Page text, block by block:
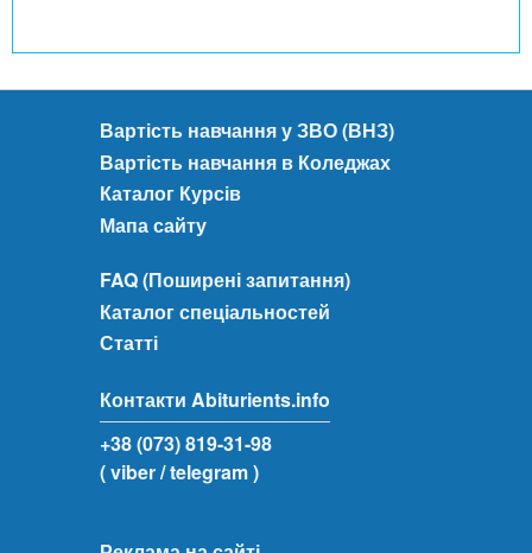
Вартість навчання у ЗВО (ВНЗ)
Вартість навчання в Коледжах
Каталог Курсів
Мапа сайту
FAQ (Поширені запитання)
Каталог спеціальностей
Статті
Контакти Abiturients.info
+38 (073) 819-31-98
( viber/ telegram )